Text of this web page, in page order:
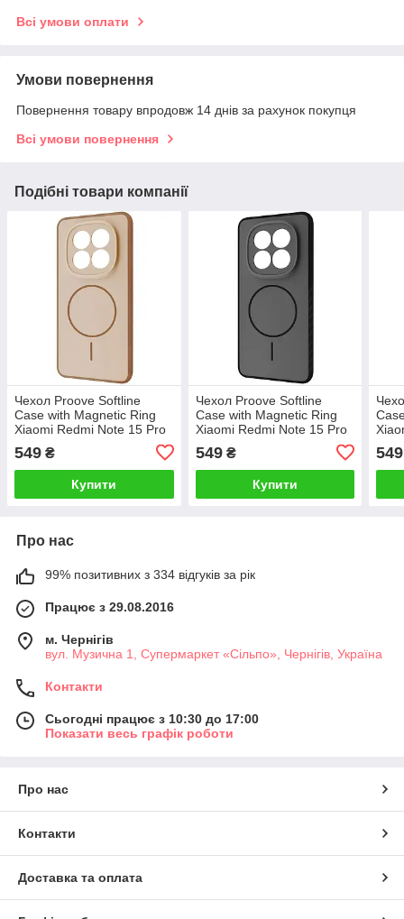
Всі умови оплати
Умови повернення
Повернення товару впродовж 14 днів за рахунок покупця
Всі умови повернення
Подібні товари компанії
Чехол Proove Softline
Case with Magnetic Ring
Xiaomi Redmi Note 15 Pro
549 ₴
Купити
Чехол Proove Softline
Case with Magnetic Ring
Xiaomi Redmi Note 15 Pro
549₴
Купити
549
Про нас
99% позитивних з 334 відгуків за рік
Працює з 29.08.2016
м. Чернігів
вул. Музична 1, Супермаркет «Сільпо», Чернігів, Україна
Контакти
Сьогодні працює з 10:30 до 17:00
Показати весь графік роботи
Про нас
Контакти
Доставка та оплата